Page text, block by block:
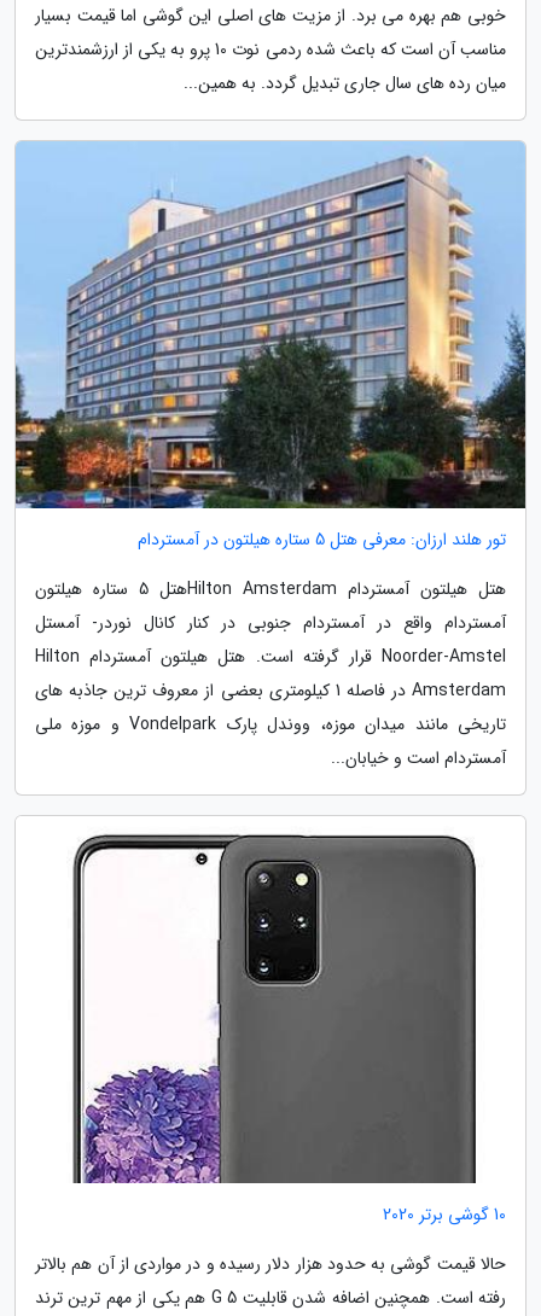
خوبی هم بهره می برد. از مزیت های اصلی این گوشی اما قیمت بسیار
مناسب آن است که باعث شده ردمی نوت 10 پرو به یکی از ارزشمندترین
میان رده های سال جاری تبدیل گردد. به همین...
تور هلند ارزان: معرفی هتل 5 ستاره هیلتون در آمستردام
هتل هیلتون آمستردام Hilton Amsterdamهتل 5 ستاره هیلتون
آمستردام واقع در آمستردام جنوبی در کنار کانال نوردر- آمستل
Noorder-Amstel قرار گرفته است. هتل هیلتون آمستردام Hilton
Amsterdam در فاصله 1 کیلومتری بعضی از معروف ترین جاذبه های
تاریخی مانند میدان موزه، ووندل پارک Vondelpark و موزه ملی
آمستردام است و خیابان...
10 گوشی برتر 2020
حالا قیمت گوشی به حدود هزار دلار رسیده و در مواردی از آن هم بالاتر
رفته است. همچنین اضافه شدن قابلیت 5 G هم یکی از مهم ترین ترند